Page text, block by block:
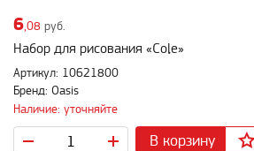
6 ,08 руб.
Набор для рисования «Cole»
Артикул: 10621800
Бренд: Oasis
Наличие: уточняйте
В корзину